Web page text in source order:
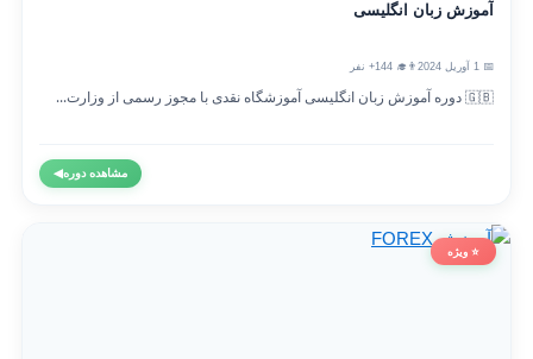
آموزش زبان انگلیسی
👨‍🎓 144+ نفر
🇬🇧 دوره آموزش زبان انگلیسی آموزشگاه نقدی با مجوز رسمی از وزارت...
مشاهده دوره◀
⭐ ویژه